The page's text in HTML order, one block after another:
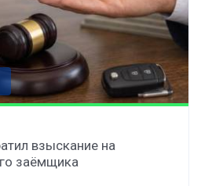
взыскание на
заёмщика